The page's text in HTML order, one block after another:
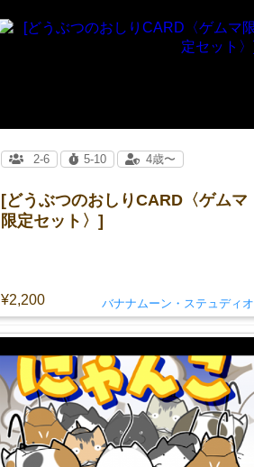
[どうぶつのおしりCARD〈ゲムマ
限定セット〉]
¥2,200
2-6 5-10 4歳〜
バナナムーン・ステュディオ